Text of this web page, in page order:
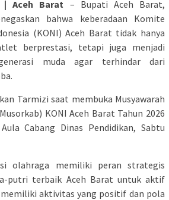
| Aceh Barat – Bupati Aceh Barat,
bahwa keberadaan Komite
(KONI) Aceh Barat tidak hanya
berprestasi, tetapi juga menjadi
muda agar terhindar dari
Tarmizi saat membuka Musyawarah
KONI Aceh Barat Tahun 2026
Cabang Dinas Pendidikan, Sabtu
olahraga memiliki peran strategis
putri terbaik Aceh Barat untuk aktif
aktivitas yang positif dan pola